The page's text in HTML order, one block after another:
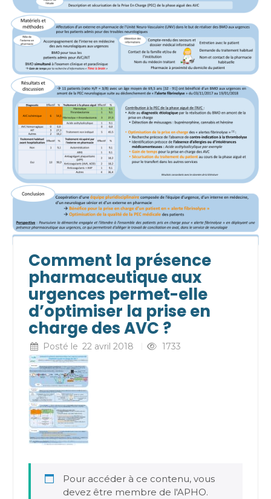
Comment la présence
pharmaceutique aux
urgences permet-elle
d’optimiser la prise en
charge des AVC ?
Posté le 22 avril 2018 1733
Pour accéder à ce contenu, vous
devez être membre de l'APHO.